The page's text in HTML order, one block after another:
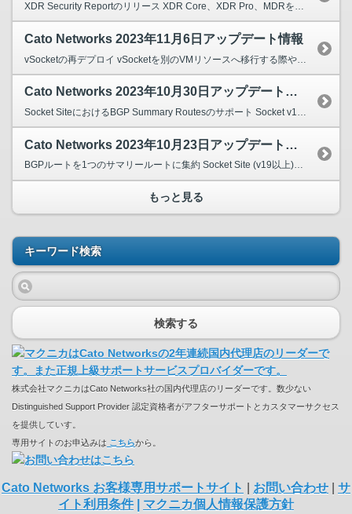
XDR Security Reportのリリース XDR Core、XDR Pro、MDRを利用しているアカウントにおいて、CMA > Monitoring > Reportよ...
Cato Networks 2023年11月6日アップデート情報
Cato Networks 2023年10月30日アップデート情報
Socket SiteにおけるBGP Summary Routesのサポート Socket v19以降、Socket SiteにおいてもBGP Summary Routesがサポートされる...
Cato Networks 2023年10月23日アップデート情報
BGPルートを1つのサマリールートに集約 Socket Site (v19以上)、IPsec SiteおよびCross Connect Siteでは、 複数の個別ルートを1つのBGPルー...
もっと見る
キーワード検索
検索する
株式会社マクニカはCato Networks社の国内代理店のリーダーです。数少ない
Distinguished Support Provider 認定資格者がアフターサポートとカスタマーサクセス
を提供していす。
専用サイトのお申込みは こちらから。
Cato Networks お客様専用サポートサイト お問い合わせ
サ
イト利用条件| マクニカ個人情報保護方針